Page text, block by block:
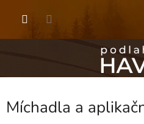
Míchadla a